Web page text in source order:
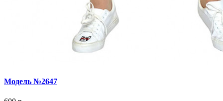
Модель №2647